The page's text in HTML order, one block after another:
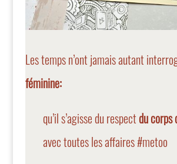
Les temps n’ont jamais autant
féminine:
qu’il s’agisse du respectdu corps
avec toutes les affaires #metoo